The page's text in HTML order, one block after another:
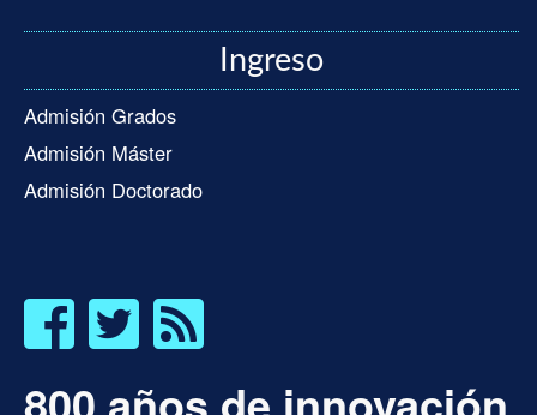
Ingreso
Admisión Grados
Admisión Máster
Admisión Doctorado